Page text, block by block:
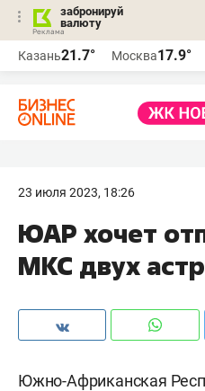
забронируй
валюту
Казань21.7° Москва17.9°
23 июля 2023, 18:26
ЮАР хочет
МКС двух
Южно-Африканская